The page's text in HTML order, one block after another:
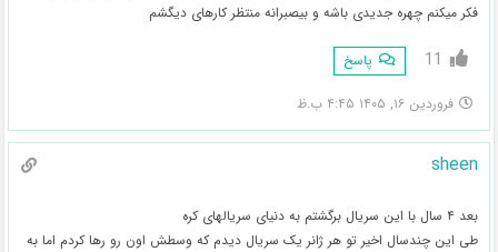
فکر میکنم چهره جدیدی باشه و بیصبرانه منتظر کارهای دیگشم
11 پاسخ
فروردین ۱۶, ۱۴۰۵ ۴:۴۵ ب.ظ
sheen
بعد ۴ سال با این سریال برگشتم به دنیای سریالهای کره
طی این چندسال اخیر تو هر ژانر یک سریال دیدم که وسطش اون رو رها کردم اما به